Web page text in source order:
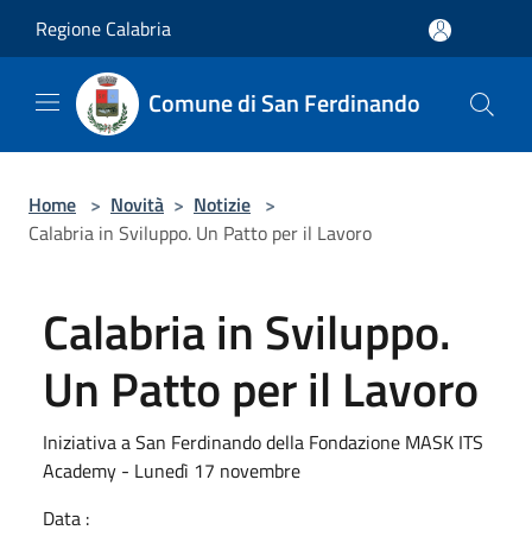
Regione Calabria
Comune di San Ferdinando
Home > Novità > Notizie >
Calabria in Sviluppo. Un Patto per il Lavoro
Calabria in Sviluppo.
Un Patto per il Lavoro
Iniziativa a San Ferdinando della Fondazione MASK ITS
Academy - Lunedì 17 novembre
Data :